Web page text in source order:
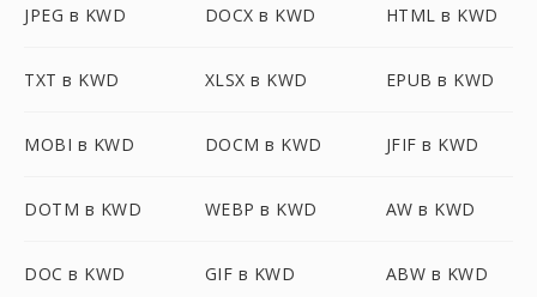
JPEG в KWD DOCX в KWD HTML в KWD
TXT в KWD XLSX в KWD EPUB в KWD
MOBI в KWD DOCM в KWD JFIF в KWD
DOTM в KWD WEBP в KWD AW в KWD
DOC в KWD GIF в KWD ABW в KWD